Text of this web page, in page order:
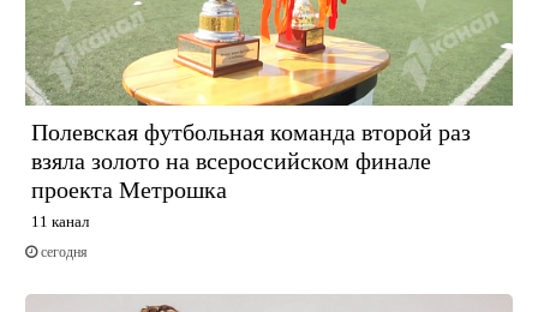
Полевская футбольная команда второй раз
взяла золото на всероссийском финале
проекта Метрошка
11 канал
сегодня